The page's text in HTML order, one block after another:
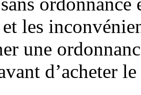
et les
une
d’acheter